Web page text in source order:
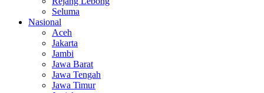
Seluma
Nasional
Aceh
Jakarta
Jambi
Jawa Barat
Jawa Tengah
Jawa Timur